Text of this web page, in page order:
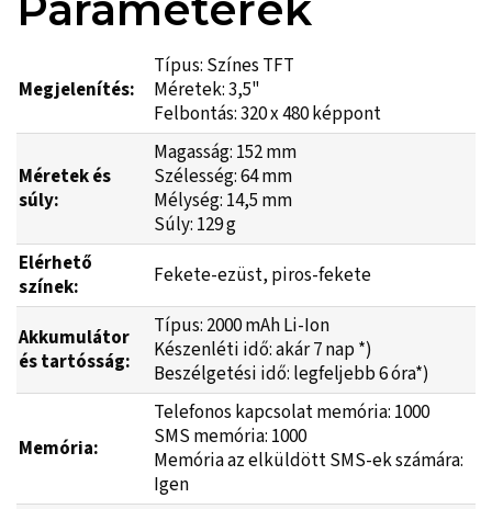
Megjelenítés:
Típus: Színes TFT
Méretek: 3,5"
Felbontás: 320 x 480 képpont
Méretek és
súly:
Magasság: 152 mm
Szélesség: 64 mm
Mélység: 14,5 mm
Súly: 129 g
Elérhető
színek:
Fekete-ezüst, piros-fekete
Akkumulátor
és tartósság:
Típus: 2000 mAh Li-Ion
Készenléti idő: akár 7 nap *)
Beszélgetési idő: legfeljebb 6 óra*)
Memória:
Telefonos kapcsolat memória: 1000
SMS memória: 1000
Memória az elküldött SMS-ek számára:
Igen